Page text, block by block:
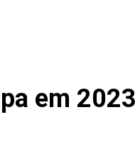
em